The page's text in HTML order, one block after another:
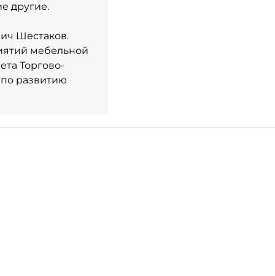
другие.
Шестаков.
мебельной
Торгово-
развитию